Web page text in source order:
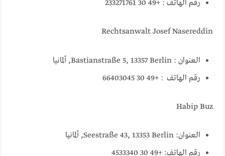
رقم الهاتف : +49 30 233271761
Rechtsanwalt Josef Nasereddin
العنوان : Bastianstraße 5, 13357 Berlin, ألمانيا
رقم الهاتف : +49 30 66403045
Habip Buz
العنوان: Seestraße 43, 13353 Berlin, ألمانيا
رقم الهاتف: +49 30 4533340